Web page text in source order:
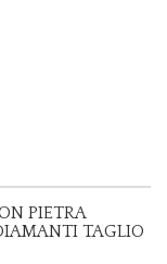
PIETRA
TAGLIO